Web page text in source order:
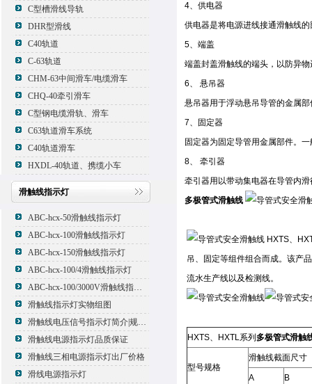
C型槽滑线导轨
DHR型滑线
C40轨道
C-63轨道
CHM-63中间滑车/电缆滑车
CHQ-40牵引滑车
C型钢电缆滑轨、滑车
C63轨道滑车系统
C40轨道滑车
HXDL-40轨道、携缆小车
滑触线指示灯
ABC-hcx-50滑触线指示灯
ABC-hcx-100滑触线指示灯
ABC-hcx-150滑触线指示灯
ABC-hcx-100/4滑触线指示灯
ABC-hcx-100/3000V滑触线指示灯
滑触线指示灯实物组图
滑触线电压信号指示灯简介|规格|型号
滑触线电源指示灯品质保证
滑触线三相电源指示灯出厂价格
滑线电源指示灯
4、供电器
供电器是将电源进线接通滑触线
5、端盖
端盖封盖滑触线的端头，以防异
6、 悬吊器
悬吊器用于浮动悬吊导管的金属
7、固定器
固定器为固定导管用金属部件。
8、 牵引器
牵引器用以带动集电器在导管内
多极管式滑触线
HXTS、
吊、固定等组件组合而成。该产
流水生产线以及检测线。
HXTS、HXTL系列 多极管式滑触
型号规格
滑触线截面尺寸
A B